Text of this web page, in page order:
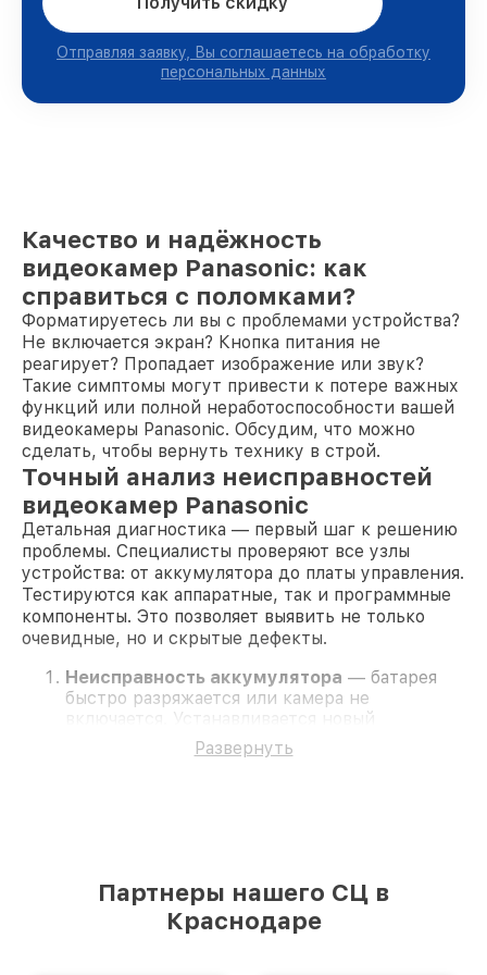
Отправляя заявку, Вы соглашаетесь на обработку
персональных данных
Качество и надёжность
видеокамер Panasonic: как
справиться с поломками?
Форматируетесь ли вы с проблемами устройства?
Не включается экран? Кнопка питания не
реагирует? Пропадает изображение или звук?
Такие симптомы могут привести к потере важных
функций или полной неработоспособности вашей
видеокамеры Panasonic. Обсудим, что можно
сделать, чтобы вернуть технику в строй.
Точный анализ неисправностей
видеокамер Panasonic
Детальная диагностика — первый шаг к решению
проблемы. Специалисты проверяют все узлы
устройства: от аккумулятора до платы управления.
Тестируются как аппаратные, так и программные
компоненты. Это позволяет выявить не только
очевидные, но и скрытые дефекты.
Неисправность аккумулятора — батарея
быстро разряжается или камера не
включается. Устанавливается новый
аккумулятор с соответствующими
не реагирует на нажатие. Заменяется
кнопочный механизм.
Неполадки микрофона— запись звука
Развернуть
Партнеры нашего СЦ в
Краснодаре